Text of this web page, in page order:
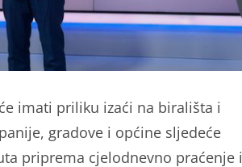
imati priliku izaći na birališta i
gradove i općine sljedeće
priprema cjelodnevno praćenje i